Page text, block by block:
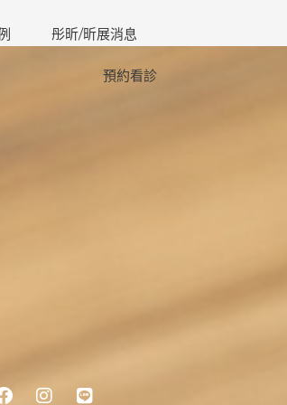
彤昕/昕展消息
預約看診
Facebook
Instagram
Line